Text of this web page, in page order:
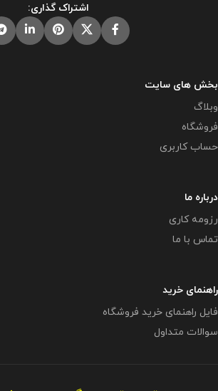
اشتراک گذاری:
بخش های سایت
وبلاگ
فروشگاه
حساب کاربری
درباره ما
رزومه کاری
تماس با ما
راهنمای خرید
فایل راهنمای خرید فروشگاه
سوالات متداول